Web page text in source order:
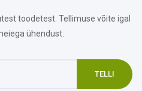
toodetest. Tellimuse võite igal
ühendust.